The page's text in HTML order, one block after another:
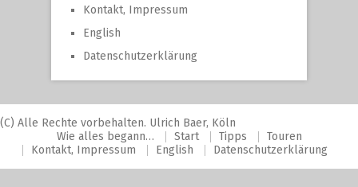
Kontakt, Impressum
English
Datenschutzerklärung
(C) Alle Rechte vorbehalten. Ulrich Baer, Köln
Wie alles begann…
Start Tipps
Touren
Kontakt, Impressum
English Datenschutzerklärung